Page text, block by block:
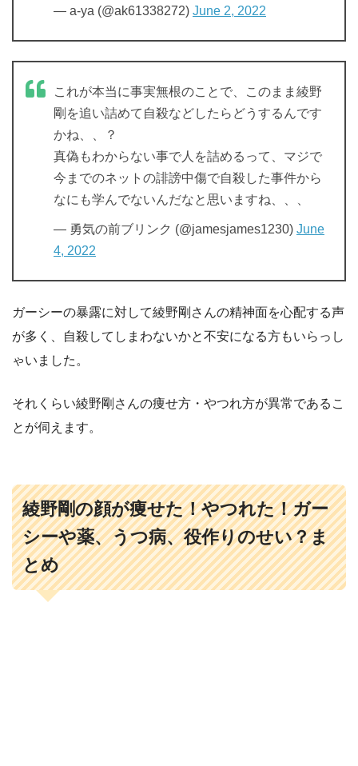
— a-ya (@ak61338272) June 2, 2022
これが本当に事実無根のことで、このまま綾野
剛を追い詰めて自殺などしたらどうするんです
かね、、？
真偽もわからない事で人を詰めるって、マジで
今までのネットの誹謗中傷で自殺した事件から
なにも学んでないんだなと思いますね、、、
— 勇気の前ブリンク (@jamesjames1230) June
4, 2022
ガーシーの暴露に対して綾野剛さんの精神面を心配する声
が多く、自殺してしまわないかと不安になる方もいらっし
ゃいました。
それくらい綾野剛さんの痩せ方・やつれ方が異常であるこ
とが伺えます。
綾野剛の顔が痩せた！やつれた！ガー
シーや薬、うつ病、役作りのせい？ま
とめ